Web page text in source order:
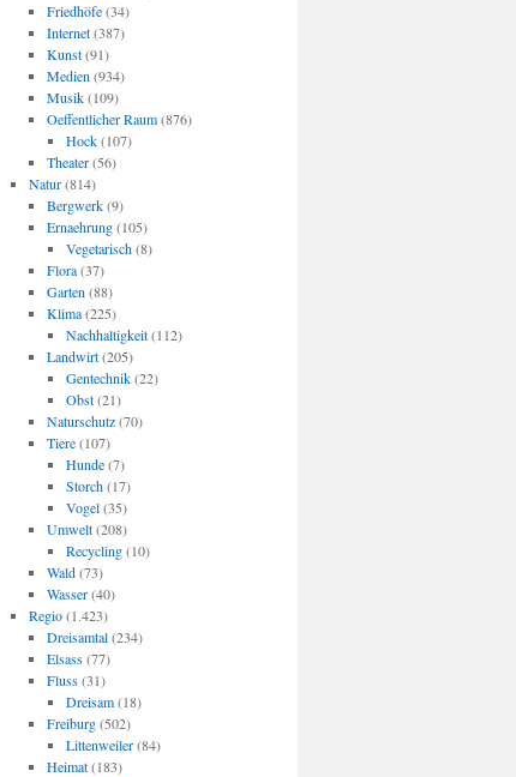
Friedhöfe(34)
Internet(387)
Kunst(91)
Medien (934)
Musik(109)
Oeffentlicher Raum(876)
Hock(107)
Theater(56)
Natur(814)
Bergwerk(9)
Ernaehrung(105)
Vegetarisch(8)
Flora(37)
Garten (88)
Klima(225)
Nachhaltigkeit(112)
Landwirt(205)
Gentechnik(22)
Obst(21)
Naturschutz(70)
Tiere(107)
Hunde(7)
Storch(17)
Vogel(35)
Umwelt(208)
Recycling(10)
Wald(73)
Wasser(40)
Regio(1.423)
Dreisamtal(234)
Elsass(77)
Fluss(31)
Dreisam(18)
Freiburg(502)
Littenweiler(84)
Heimat(183)